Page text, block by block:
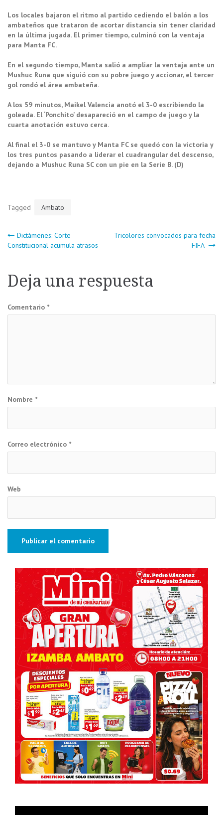
Los locales bajaron el ritmo al partido cediendo el balón a los
ambateños que trataron de acortar distancia sin tener claridad
en la última jugada. El primer tiempo, culminó con la ventaja
para Manta FC.
En el segundo tiempo, Manta salió a ampliar la ventaja ante un
Mushuc Runa que siguió con su pobre juego y accionar, el tercer
gol rondó el área ambateña.
A los 59 minutos, Maikel Valencia anotó el 3-0 escribiendo la
goleada. El ‘Ponchito’ desapareció en el campo de juego y la
cuarta anotación estuvo cerca.
Al final el 3-0 se mantuvo y Manta FC se quedó con la victoria y
los tres puntos pasando a liderar el cuadrangular del descenso,
dejando a Mushuc Runa SC con un pie en la Serie B. (D)
Tagged Ambato
Navegación
entradas
Dictámenes: Corte
Constitucional acumula atrasos
Tricolores convocados para fecha
FIFA
Deja una respuesta
Comentario *
Nombre *
Correo electrónico *
Web